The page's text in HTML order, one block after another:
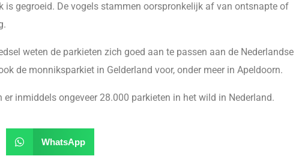
is gegroeid. De vogels stammen oorspronkelijk af van ontsnapte of
weten de parkieten zich goed aan te passen aan de Nederlandse
de monniksparkiet in Gelderland voor, onder meer in Apeldoorn.
inmiddels ongeveer 28.000 parkieten in het wild in Nederland.
WhatsApp